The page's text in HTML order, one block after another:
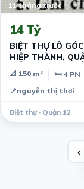
11 tháng trước
14 Tỷ
BIỆT THỰ LÔ
HIỆP THÀNH,
📐 150 m² 🛏 4 PN
📍nguyễn thị thơi
Biệt thự · Quận 12
‹